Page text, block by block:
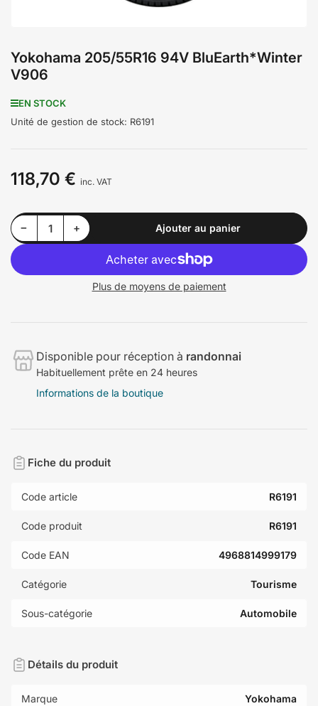
Yokohama 205/55R16 94V BluEarth*Winter
V906
EN STOCK
Unité de gestion de stock: R6191
Prix
118,70 € inc. VAT
−Diminuer la quantité pour Yokohama 205/55R16 94V BluEarth*Winter V906
Quantité +Augmenter la quantité pour Yokohama 205/55R16 94V BluEarth*Winter V906 Ajouter au panier
Plus de moyens de paiement
Disponible pour réception à randonnai
Habituellement prête en 24 heures
Informations de la boutique
Fiche du produit
Code article R6191
Code produit R6191
Code EAN 4968814999179
Catégorie Tourisme
Sous-catégorie Automobile
Détails du produit
Marque Yokohama